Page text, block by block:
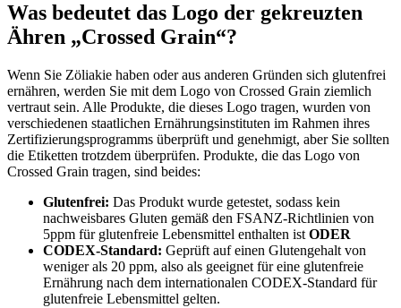
Was bedeutet das Logo der gekreuzten
Ähren „Crossed Grain“?
Wenn Sie Zöliakie haben oder aus anderen Gründen sich glutenfrei
ernähren, werden Sie mit dem Logo von Crossed Grain ziemlich
vertraut sein. Alle Produkte, die dieses Logo tragen, wurden von
verschiedenen staatlichen Ernährungsinstituten im Rahmen ihres
Zertifizierungsprogramms überprüft und genehmigt, aber Sie sollten
die Etiketten trotzdem überprüfen. Produkte, die das Logo von
Crossed Grain tragen, sind beides:
Glutenfrei: Das Produkt wurde getestet, sodass kein
nachweisbares Gluten gemäß den FSANZ-Richtlinien von
5ppm für glutenfreie Lebensmittel enthalten ist ODER
CODEX-Standard: Geprüft auf einen Glutengehalt von
weniger als 20 ppm, also als geeignet für eine glutenfreie
Ernährung nach dem internationalen CODEX-Standard für
glutenfreie Lebensmittel gelten.